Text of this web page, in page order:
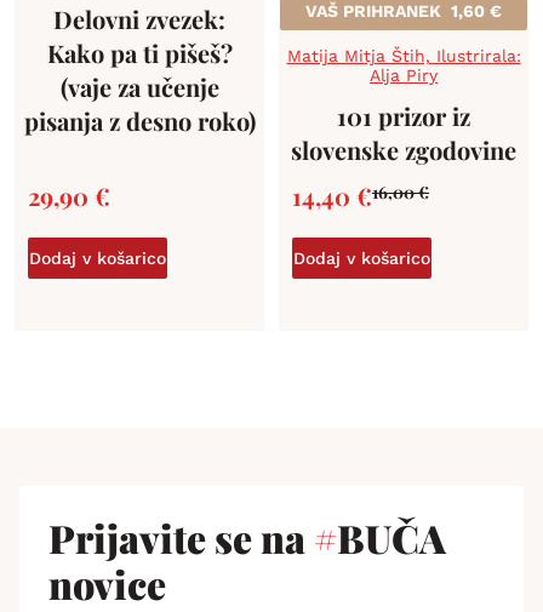
Delovni zvezek:
Kako pa ti pišeš?
(vaje za učenje
pisanja z desno roko)
29,90 €
Dodaj v košarico
VAŠ PRIHRANEK 1,60 €
Matija Mitja Štih, Ilustrirala:
Alja Piry
101 prizor iz
slovenske zgodovine
16,00€
14,40 €
Dodaj v košarico
Prijavite se na#BUČA
novice